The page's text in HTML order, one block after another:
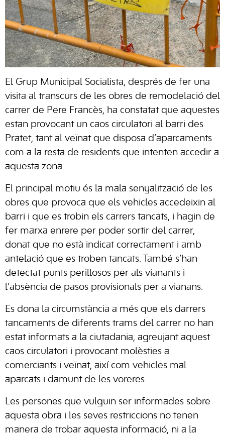
El Grup Municipal Socialista, després de fer una
visita al transcurs de les obres de remodelació del
carrer de Pere Francès, ha constatat que aquestes
estan provocant un caos circulatori al barri des
Pratet, tant al veïnat que disposa d’aparcaments
com a la resta de residents que intenten accedir a
aquesta zona.
El principal motiu és la mala senyalització de les
obres que provoca que els vehicles accedeixin al
barri i que es trobin els carrers tancats, i hagin de
fer marxa enrere per poder sortir del carrer,
donat que no està indicat correctament i amb
antelació que es troben tancats. També s’han
detectat punts perillosos per als vianants i
l’absència de pasos provisionals per a vianans.
Es dona la circumstància a més que els darrers
tancaments de diferents trams del carrer no han
estat informats a la ciutadania, agreujant aquest
caos circulatori i provocant molèsties a
comerciants i veïnat, així com vehicles mal
aparcats i damunt de les voreres.
Les persones que vulguin ser informades sobre
aquesta obra i les seves restriccions no tenen
manera de trobar aquesta informació, ni a la